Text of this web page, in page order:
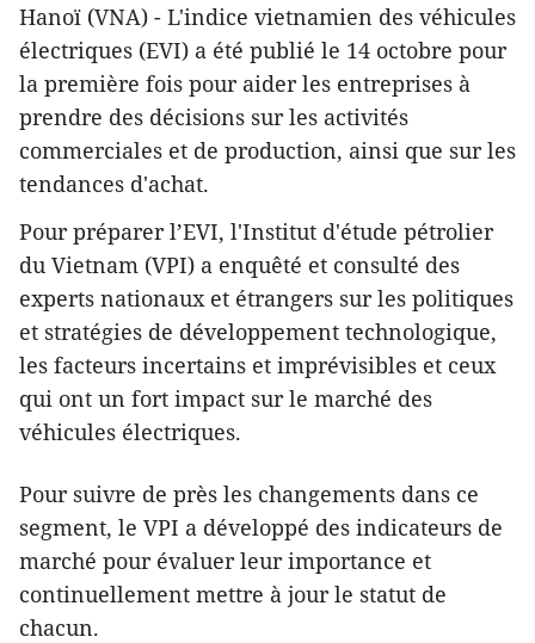
Hanoï (VNA) - L'indice vietnamien des véhicules
électriques (EVI) a été publié le 14 octobre pour
la première fois pour aider les entreprises à
prendre des décisions sur les activités
commerciales et de production, ainsi que sur les
tendances d'achat.
Pour préparer l’EVI, l'Institut d'étude pétrolier
du Vietnam (VPI) a enquêté et consulté des
experts nationaux et étrangers sur les politiques
et stratégies de développement technologique,
les facteurs incertains et imprévisibles et ceux
qui ont un fort impact sur le marché des
véhicules électriques.
Pour suivre de près les changements dans ce
segment, le VPI a développé des indicateurs de
marché pour évaluer leur importance et
continuellement mettre à jour le statut de
chacun.